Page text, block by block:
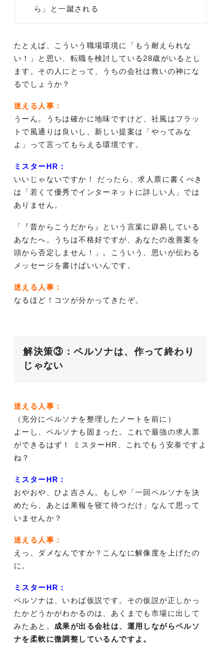
ら」と一蹴される
たとえば、こういう職場環境に「もう耐えられな
い！」と思い、転職を検討している28歳がいるとし
ます。その人にとって、うちの会社は救いの神にな
るでしょうか？
迷える人事：
うーん。うちは確かに地味ですけど、社風はフラッ
トで風通りは良いし、新しい提案は「やってみな
よ」って言ってもらえる環境です。
ミスターHR：
いいじゃないですか！ だったら、求人票に書くべき
は「若くて優秀でインターネットに詳しい人」では
ありません。
「『昔からこうだから』という言葉に辟易している
あなたへ。うちは不格好ですが、あなたの改善案を
頭から否定しません！」。こういう、思いが伝わる
メッセージを書けばいいんです。
迷える人事：
なるほど！コツが分かってきたぞ。
解決策③：ペルソナは、作って終わり
じゃない
迷える人事：
（充分にペルソナを整理したノートを前に）
よーし、ペルソナも固まった。これで最強の求人票
ができるはず！ ミスターHR、これでもう安泰ですよ
ね？
ミスターHR：
おやおや、ひよ吉さん。もしや「一回ペルソナを決
めたら、あとは果報を寝て待つだけ」なんて思って
いませんか？
迷える人事：
えっ、ダメなんですか？こんなに解像度を上げたの
に。
ミスターHR：
ペルソナは、いわば仮説です。その仮説が正しかっ
たかどうかがわかるのは、あくまでも市場に出して
みたあと。 成果が出る会社は、運用しながらペルソ
ナを柔軟に微調整しているんですよ。